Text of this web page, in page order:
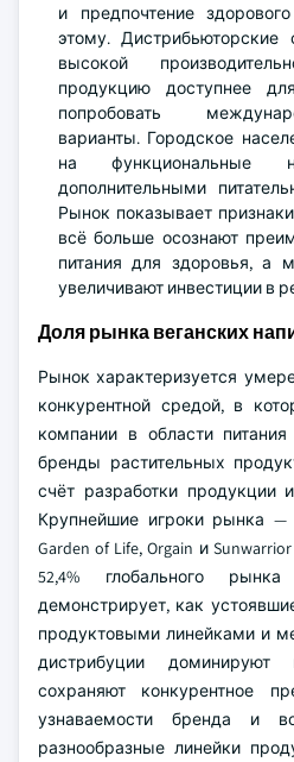
и предпочтение
этому.
высокой
продукцию доступнее
попробовать
варианты. Городское
на функциональные
дополнительными
Рынок показывает
всё больше осознают
питания для здоровья, а
увеличивают инвестиции в
Доля рынка веганских
Рынок характеризуется
конкурентной средой, в
компании в области
бренды растительных
счёт разработки продукции
Крупнейшие игроки рынка —
Garden of Life, Orgain и
52,4% глобального
демонстрирует, как
продуктовыми линейками и
дистрибуции
сохраняют конкурентное
узнаваемости бренда и
разнообразные линейки